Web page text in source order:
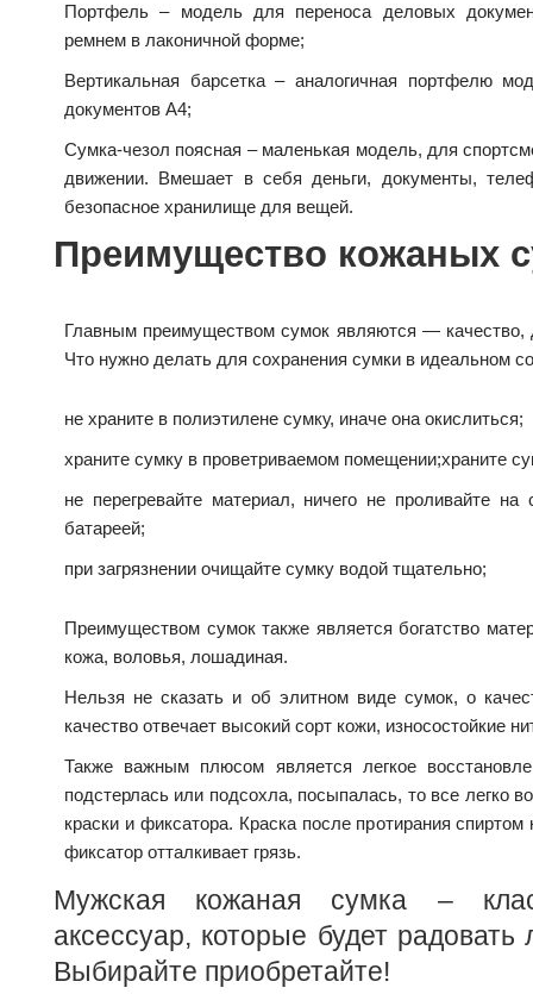
Портфель – модель для переноса деловых
ремнем в лаконичной форме;
Вертикальная барсетка – аналогичная портфелю
документов А4;
Сумка-чезол поясная – маленькая модель, для
движении. Вмешает в себя деньги, документы,
безопасное хранилище для вещей.
Преимущество кожаных
Главным преимуществом сумок являются — качество,
Что нужно делать для сохранения сумки в идеальном
не храните в полиэтилене сумку, иначе она окислиться;
храните сумку в проветриваемом помещении;храните
не перегревайте материал, ничего не проливайте
батареей;
при загрязнении очищайте сумку водой тщательно;
Преимуществом сумок также является богатство
кожа, воловья, лошадиная.
Нельзя не сказать и об элитном виде сумок, о
качество отвечает высокий сорт кожи, износостойкие
Также важным плюсом является легкое
подстерлась или подсохла, посыпалась, то все легко
краски и фиксатора. Краска после протирания спиртом
фиксатор отталкивает грязь.
Мужская кожаная сумка –
аксессуар, которые будет радовать
Выбирайте приобретайте!